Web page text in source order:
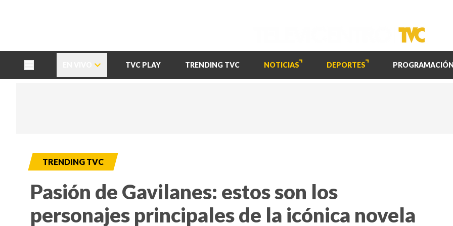
TVC PLAY TRENDING TVC NOTICIAS DEPORTES PROGRAMACIÓN
TRENDING TVC
Pasión de Gavilanes: estos son los
personajes principales de la icónica novela